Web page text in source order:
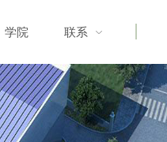
学院 联系